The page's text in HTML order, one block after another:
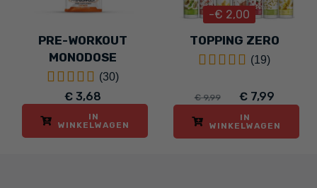
PRE-WORKOUT
MONODOSE
(30)
€ 3,68
IN
WINKELWAGEN
TOPPING ZERO
(19)
€ 9,99 € 7,99
-€ 2,00
IN
WINKELWAGEN